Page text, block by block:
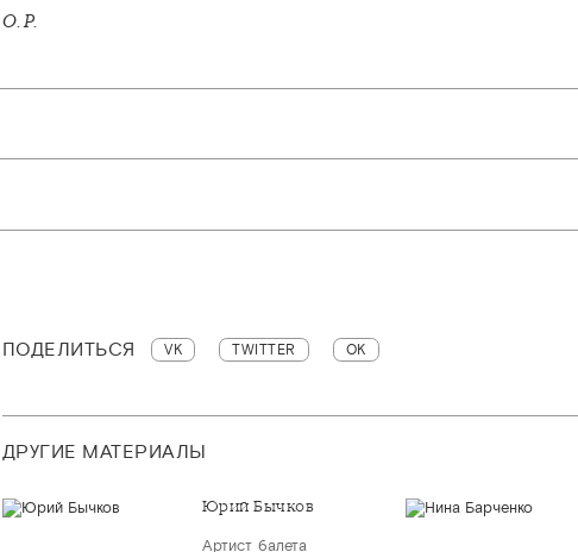
О. Р.
ПОДЕЛИТЬСЯ VK TWITTER OK
ДРУГИЕ МАТЕРИАЛЫ
Юрий Бычков
Артист балета